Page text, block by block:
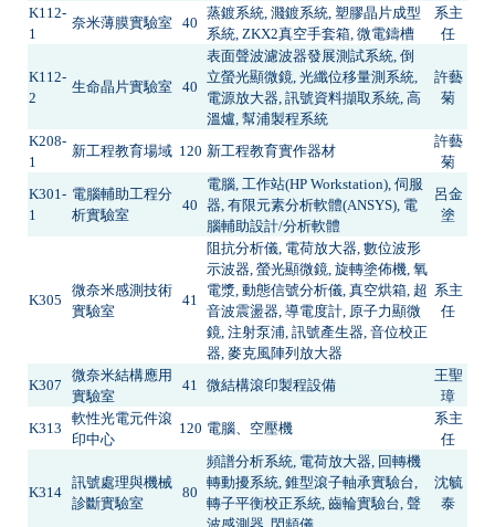
K112-
1
奈米薄膜實驗室 40
蒸鍍系統, 濺鍍系統, 塑膠晶片成型
系統, ZKX2真空手套箱, 微電鑄槽
系主
任
K112-
2
生命晶片實驗室 40
表面聲波濾波器發展測試系統, 倒
立螢光顯微鏡, 光纖位移量測系統,
電源放大器, 訊號資料擷取系統, 高
溫爐, 幫浦製程系統
許藝
菊
K208-
1
新工程教育場域 120 新工程教育實作器材
許藝
菊
K301-
1
電腦輔助工程分
析實驗室
40
電腦, 工作站(HP Workstation), 伺服
器, 有限元素分析軟體(ANSYS), 電
腦輔助設計/分析軟體
呂金
塗
K305
微奈米感測技術
實驗室
41
阻抗分析儀, 電荷放大器, 數位波形
示波器, 螢光顯微鏡, 旋轉塗佈機, 氧
電漿, 動態信號分析儀, 真空烘箱, 超
音波震盪器, 導電度計, 原子力顯微
鏡, 注射泵浦, 訊號產生器, 音位校正
器, 麥克風陣列放大器
系主
任
K307
微奈米結構應用
實驗室
41 微結構滾印製程設備
王聖
璋
K313
軟性光電元件滾
印中心
120 電腦、空壓機
系主
任
K314
訊號處理與機械
診斷實驗室
80
頻譜分析系統, 電荷放大器, 回轉機
轉動擾系統, 錐型滾子軸承實驗台,
轉子平衡校正系統, 齒輪實驗台, 聲
沈毓
泰